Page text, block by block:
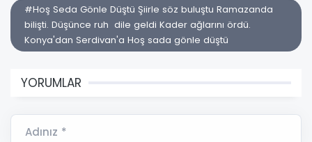
#Hoş Seda Gönle Düştü Şiirle söz buluştu Ramazanda
bilişti. Düşünce ruh dile geldi Kader ağlarını ördü.
Konya'dan Serdivan'a Hoş sada gönle düştü
YORUMLAR
Adınız *